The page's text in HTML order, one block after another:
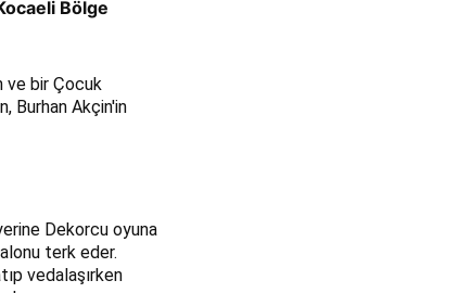
Bölge
ve bir Çocuk
Burhan Akçin'in
Dekorcu oyuna
terk eder.
vedalaşırken